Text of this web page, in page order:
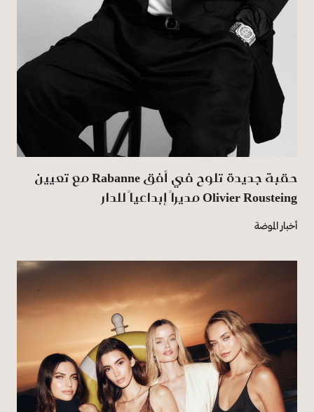
حقبة جديدة تلوح في أفق‎ ‎‏‎ Rabanneمع تعيين
أخبار الموضة